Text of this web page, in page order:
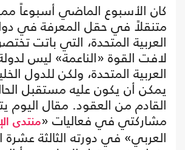
كان الأسبوع الماضي أسبوعاً
متنقلاً في حقل المعرفة في
العربية المتحدة، التي باتت
لافت القوة «الناعمة» ليس
العربية المتحدة، ولكن للدول
يمكن أن يكون عليه مستقبل
القادم من العقود. مقال اليوم
مشاركتي في فعاليات «منتدى
العربي» في دورته الثالثة